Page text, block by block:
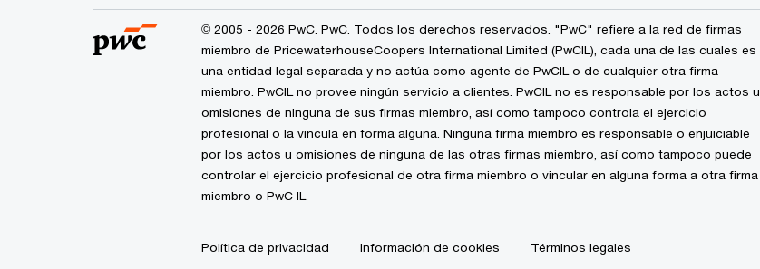
© 2005 - 2026 PwC. PwC. Todos los derechos reservados. "PwC" refiere a la red de firmas
miembro de PricewaterhouseCoopers International Limited (PwCIL), cada una de las cuales es
una entidad legal separada y no actúa como agente de PwCIL o de cualquier otra firma
miembro. PwCIL no provee ningún servicio a clientes. PwCIL no es responsable por los actos u
omisiones de ninguna de sus firmas miembro, así como tampoco controla el ejercicio
profesional o la vincula en forma alguna. Ninguna firma miembro es responsable o enjuiciable
por los actos u omisiones de ninguna de las otras firmas miembro, así como tampoco puede
controlar el ejercicio profesional de otra firma miembro o vincular en alguna forma a otra firma
miembro o PwC IL.
Política de privacidad Información de cookies Términos legales